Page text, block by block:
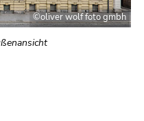
©oliver wolf foto gmbh